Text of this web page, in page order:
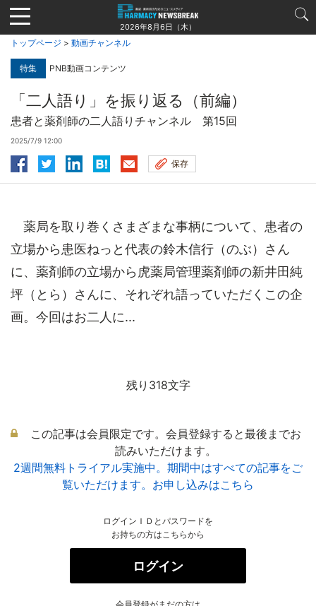
Jump
to
navigation
2026年8月6日（木）
トップページ > 動画チャンネル
特集 PNB動画コンテンツ
「二人語り」を振り返る（前編）
患者と薬剤師の二人語りチャンネル 第15回
2025/7/9 12:00
保存
薬局を取り巻くさまざまな事柄について、患者の
立場から患医ねっと代表の鈴木信行（のぶ）さん
に、薬剤師の立場から虎薬局管理薬剤師の新井田純
坪（とら）さんに、それぞれ語っていただくこの企
画。今回はお二人に...
残り318文字
この記事は会員限定です。会員登録すると最後までお
読みいただけます。
2週間無料トライアル実施中。期間中はすべての記事をご
覧いただけます。お申し込みはこちら
ログインＩＤとパスワードを
お持ちの方はこちらから
ログイン